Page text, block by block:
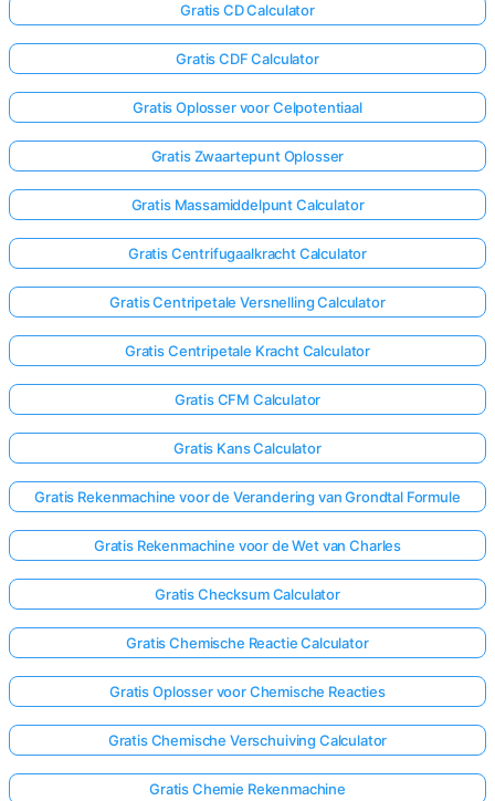
Gratis CD Calculator
Gratis CDF Calculator
Gratis Oplosser voor Celpotentiaal
Gratis Zwaartepunt Oplosser
Gratis Massamiddelpunt Calculator
Gratis Centrifugaalkracht Calculator
Gratis Centripetale Versnelling Calculator
Gratis Centripetale Kracht Calculator
Gratis CFM Calculator
Gratis Kans Calculator
Gratis Rekenmachine voor de Verandering van Grondtal Formule
Gratis Rekenmachine voor de Wet van Charles
Gratis Checksum Calculator
Gratis Chemische Reactie Calculator
Gratis Oplosser voor Chemische Reacties
Gratis Chemische Verschuiving Calculator
Gratis Chemie Rekenmachine